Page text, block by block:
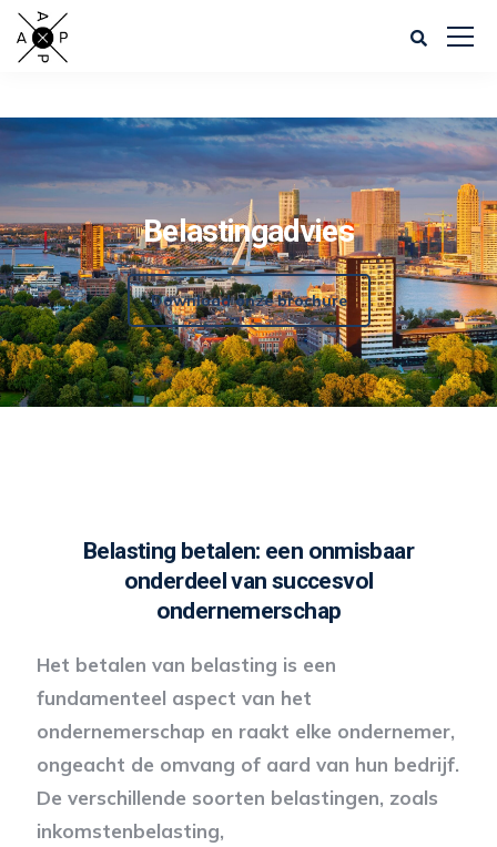
Belastingadvies
Download onze brochure
Belasting betalen: een onmisbaar
onderdeel van succesvol
ondernemerschap
Het betalen van belasting is een
fundamenteel aspect van het
ondernemerschap en raakt elke ondernemer,
ongeacht de omvang of aard van hun bedrijf.
De verschillende soorten belastingen, zoals
inkomstenbelasting,